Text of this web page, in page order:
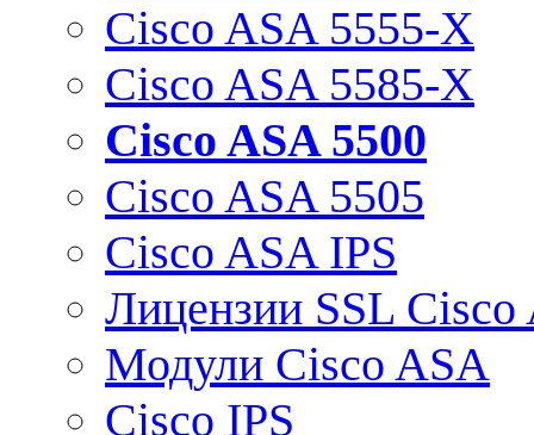
Cisco ASA 5555-X
Cisco ASA 5585-X
Cisco ASA 5500
Cisco ASA 5505
Cisco ASA IPS
Лицензии SSL Cisco
Модули Cisco ASA
Cisco IPS